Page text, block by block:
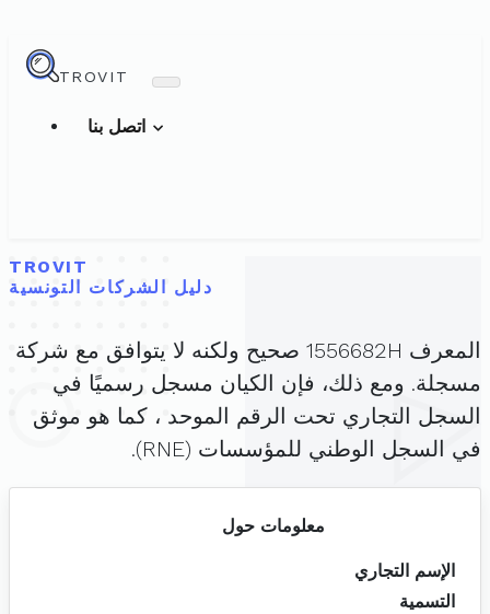
TROVIT
TROVIT
دليل الشركات التونسية
المعرف 1556682H صحيح ولكنه لا يتوافق مع شركة
مسجلة. ومع ذلك، فإن الكيان مسجل رسميًا في
السجل التجاري تحت الرقم الموحد ، كما هو موثق
في السجل الوطني للمؤسسات (RNE).
معلومات حول
الإسم التجاري
التسمية